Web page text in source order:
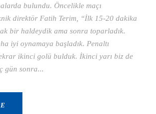
bulundu. Öncelikle maçı
direktör Fatih Terim, “İlk 15-20 dakika
bir haldeydik ama sonra toparladık.
iyi oynamaya başladık. Penaltı
ikinci golü bulduk. İkinci yarı biz de
gün sonra...